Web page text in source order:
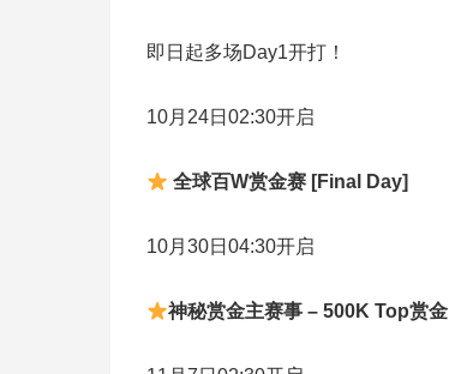
即日起多场Day1开打！
10月24日02:30开启
全球百W赏金赛 [Final Day]
10月30日04:30开启
神秘赏金主赛事 – 500K Top赏金